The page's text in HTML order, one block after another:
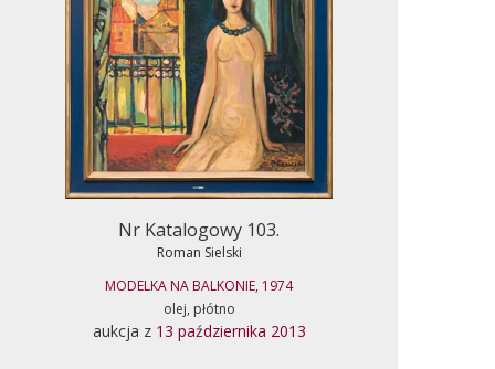
Nr Katalogowy 103.
Roman Sielski
MODELKA NA BALKONIE, 1974
olej, płótno
aukcja z 13 października 2013